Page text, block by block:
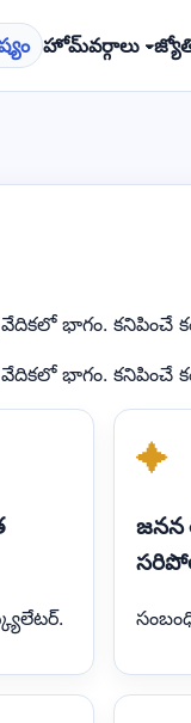
హోమ్వర్గాలు ▾
భాగం. కనిపించే
భాగం. కనిపించే
✦
జనన